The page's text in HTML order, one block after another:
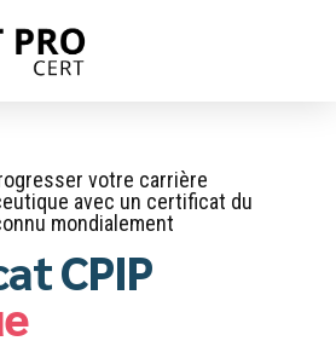
votre carrière
avec un certificat du
mondialement
CPIP